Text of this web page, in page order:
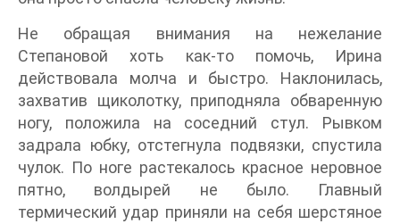
Не обращая внимания на нежелание
Степановой хоть как-то помочь, Ирина
действовала молча и быстро. Наклонилась,
захватив щиколотку, приподняла обваренную
ногу, положила на соседний стул. Рывком
задрала юбку, отстегнула подвязки, спустила
чулок. По ноге растекалось красное неровное
пятно, волдырей не было. Главный
термический удар приняли на себя шерстяное